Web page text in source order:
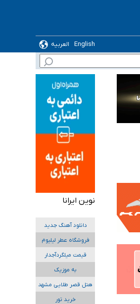
English
العربیه
نوین ایرانا
دانلود آهنگ جدید
فروشگاه عطر لیلیوم
قیمت میلگردآجدار
به موزیک
هتل قصر طلایی مشهد
خرید تور